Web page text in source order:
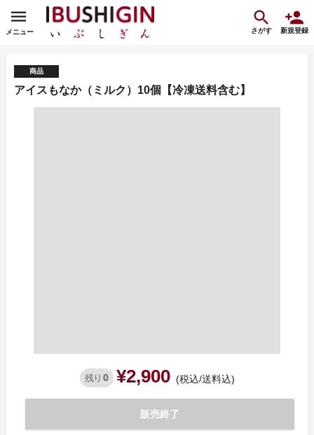
メニュー さがす 新規登録
商品
アイスもなか（ミルク）10個【冷凍送料含む】
残り 0 ¥2,900 (税込/送料込)
販売終了